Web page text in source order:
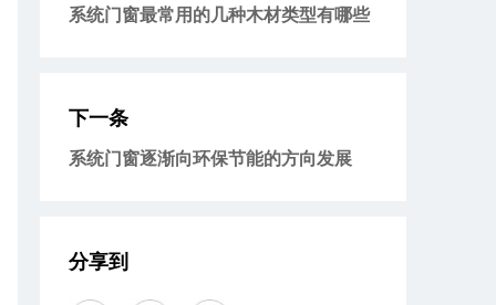
系统门窗最常用的几种木材类型有哪些
下一条
系统门窗逐渐向环保节能的方向发展
分享到